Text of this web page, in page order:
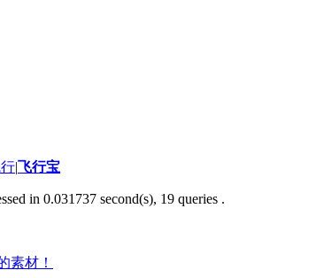
|飞行宝
in 0.031737 second(s), 19 queries .
素材！